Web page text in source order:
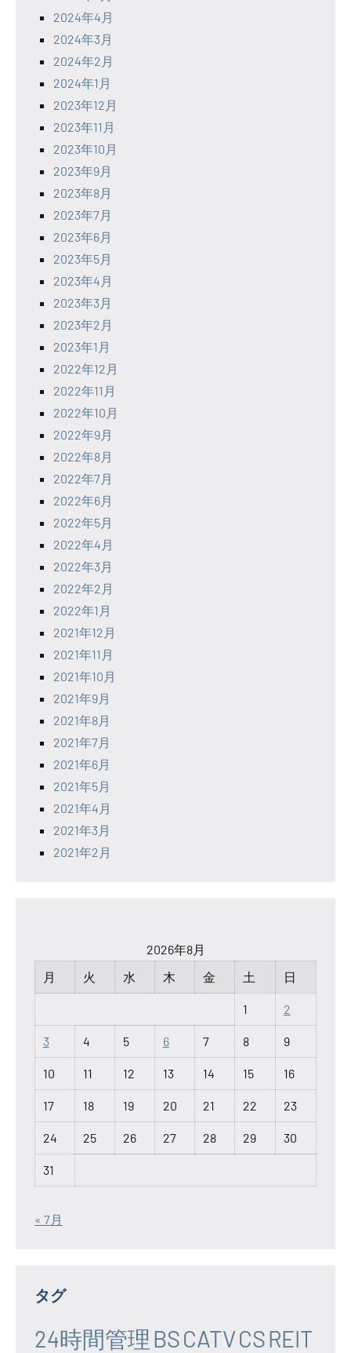
2024年4月
2024年3月
2024年2月
2024年1月
2023年12月
2023年11月
2023年10月
2023年9月
2023年8月
2023年7月
2023年6月
2023年5月
2023年4月
2023年3月
2023年2月
2023年1月
2022年12月
2022年11月
2022年10月
2022年9月
2022年8月
2022年7月
2022年6月
2022年5月
2022年4月
2022年3月
2022年2月
2022年1月
2021年12月
2021年11月
2021年10月
2021年9月
2021年8月
2021年7月
2021年6月
2021年5月
2021年4月
2021年3月
2021年2月
2026年8月
月
火 水 木 金 土 日
1 2
3 4 5 6 7 8 9
10 11 12 13 14 15 16
17 18 19 20 21 22 23
24 25 26 27 28 29 30
31
« 7月
タグ
24時間管理 BSCATVCSREIT